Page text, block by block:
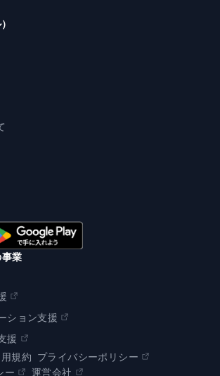
業
ション支援
援
規約 プライバシーポリシー
ー
運営会社